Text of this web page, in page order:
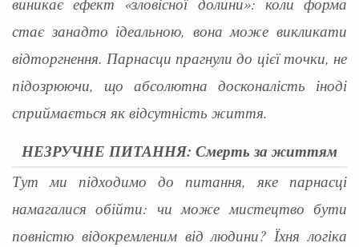
стає занадто ідеальною, вона може викликати
відторгнення. Парнасци прагнули до цієї точки, не
підозрюючи, що абсолютна досконалість іноді
сприймається як відсутність життя.
НЕЗРУЧНЕ ПИТАННЯ: Смерть за життям
Тут ми підходимо до питання, яке парнасці
намагалися обійти: чи може мистецтво бути
повністю відокремленим від людини? Їхня логіка